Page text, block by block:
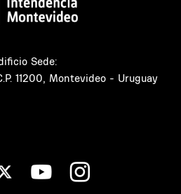
Sede:
11200, Montevideo - Uruguay